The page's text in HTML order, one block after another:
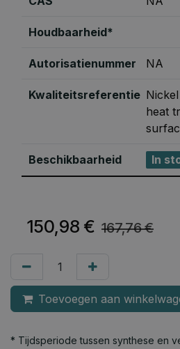
Houdbaarheid*
Autorisatienummer NA
Kwaliteitsreferentie
heat
Beschikbaarheid In
150,98 € 167,76€
Toevoegen aan
* Tijdsperiode tussen synthese en